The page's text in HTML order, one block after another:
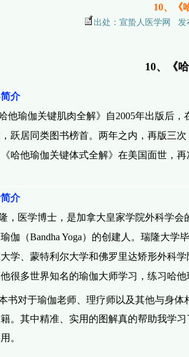
10、《
出处：宣蛰人医学网 发
10、《
介
他瑜伽关键肌肉全解》自2005年出版后
跃居同类图书榜首。两年之内，再版三
哈他瑜伽关键体式全解》在美国面世，
介
，医学博士，是加拿大皇家学院外科学会
伽（Bandha Yoga）的创建人。瑞隆大
学、蒙特利尔大学和佛罗里达矫形外科
很多世界知名的瑜伽大师学习，练习哈
书对于瑜伽老师、理疗师以及其他与身
。其中精准、实用的图解真的帮助我学
。